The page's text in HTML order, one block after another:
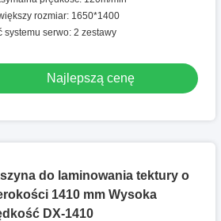
rozmiar: 1650*1400
systemu serwo: 2 zestawy
Najlepszą cenę
do laminowania tektury o
1410 mm Wysoka
DX-1410